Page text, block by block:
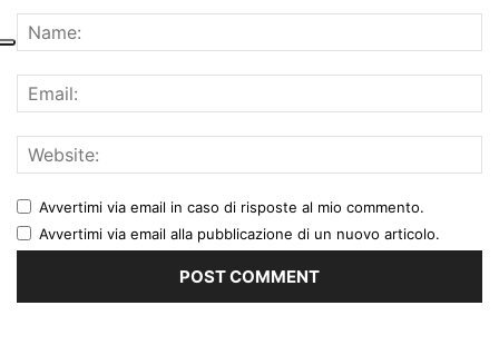
Avvertimi via email in caso di risposte al mio commento.
Avvertimi via email alla pubblicazione di un nuovo articolo.